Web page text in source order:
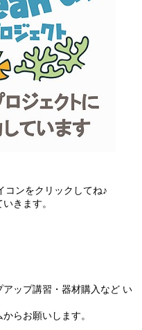
コンをクリックしてね♪
きます。
ップ講習・器材購入など い
らお願いします。